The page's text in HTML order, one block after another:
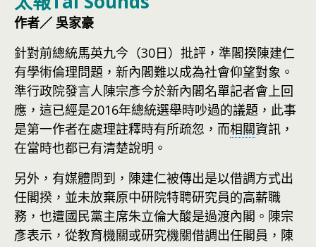
作者／ 吳家豪
針對前總統馬英九今（30日）批評，準閣揆陳建仁
有學術倫理問題，新內閣難以成為社會仰望對象。
準行政院發言人陳宗彥今於新內閣名單記者會上回
應，這已經是2016年總統選舉時吵過的議題，此事
是第一作者在處理註釋時有所疏忽，而相關資訊，
在當時也都已有清楚說明。
另外，有媒體問到，陳建仁被傳出是以借調方式出
任閣揆，並未放棄原中研院特聘研究員的高薪職
務，也遭國民黨主席朱立倫大酸是過渡內閣。陳宗
彥表示，從教育機關或研究機關借調出任閣員，陳